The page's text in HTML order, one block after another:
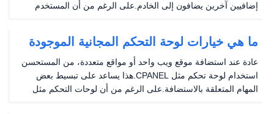
إضافيين آخرين يضافون إلى الخادم.على الرغم من أن المستخدم
ما هي خيارات لوحة التحكم المجانية الموجودة
إلى جانب cPanel؟
عادة عند استضافة موقع ويب واحد أو مواقع متعددة، من المستحسن
استخدام لوحة تحكم مثل CPANEL.هذا يساعد على تبسيط بعض
المهام المتعلقة بالاستضافة.على الرغم من أن لوحات التحكم مثل